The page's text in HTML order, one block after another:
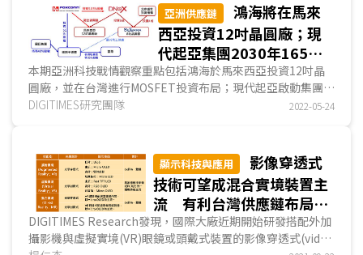
亞洲供應鏈
鴻海將在馬來
西亞投資12吋晶圓廠；現
代起亞集團2030年165億
美元最大投資計畫在南韓啟
動
本期亞洲科技戰情觀察重點包括鴻海於馬來西亞投資12吋晶
圓廠，並在台灣進行MOSFET投資布局；現代起亞啟動集團
2030年前共165億美元最大投資計畫，首以南韓廠推動進...
DIGITIMES研究團隊 2022-05-24
顯示科技與應用
影像穿透式
技術可望成混合實境裝置主
流 有利台灣供應鏈布局國
際市場
DIGITIMES Research發現，國際大廠近期開始研發搭配外加
攝影機與虛擬實境(VR)眼鏡或頭戴式裝置的影像穿透式(video